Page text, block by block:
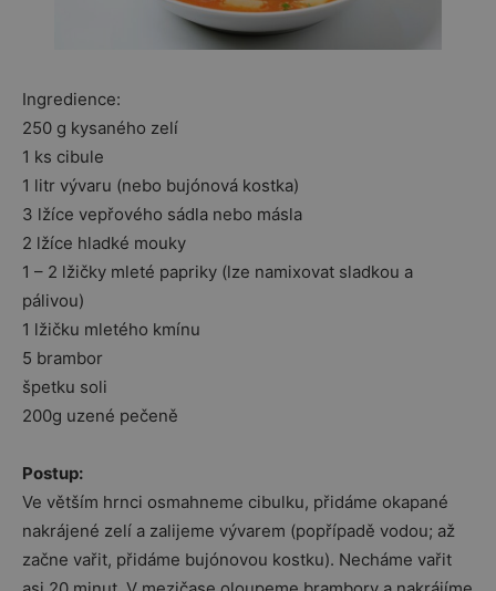
Ingredience:
250 g kysaného zelí
1 ks cibule
1 litr vývaru (nebo bujónová kostka)
3 lžíce vepřového sádla nebo másla
2 lžíce hladké mouky
1 – 2 lžičky mleté papriky (lze namixovat sladkou a
pálivou)
1 lžičku mletého kmínu
5 brambor
špetku soli
200g uzené pečeně
Postup:
Ve větším hrnci osmahneme cibulku, přidáme okapané
nakrájené zelí a zalijeme vývarem (popřípadě vodou; až
začne vařit, přidáme bujónovou kostku). Necháme vařit